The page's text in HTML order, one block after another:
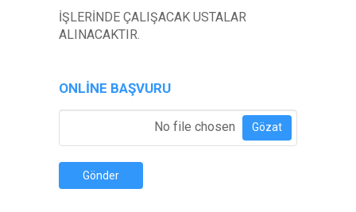
İŞLERİNDE ÇALIŞACAK USTALAR
ALINACAKTIR.
ONLINE BAŞVURU
No file chosen Gözat
Gönder